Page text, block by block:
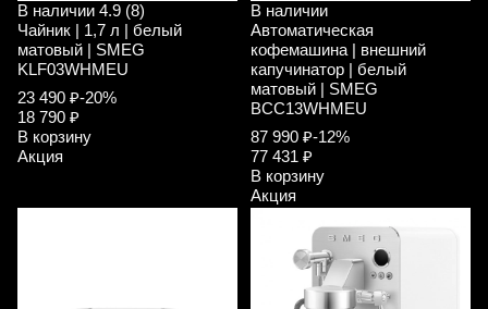
В наличии 4.9 (8)
Чайник | 1,7 л | белый
матовый | SMEG
KLF03WHMEU
23 490 ₽-20%
18 790 ₽
В корзину
Акция
В наличии
Автоматическая
кофемашина | внешний
капучинатор | белый
матовый | SMEG
BCC13WHMEU
87 990 ₽-12%
77 431 ₽
В корзину
Акция